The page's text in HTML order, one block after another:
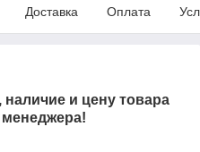
Доставка Оплата
и цену товара
менеджера!